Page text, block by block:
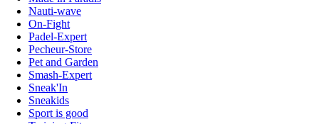
Nauti-wave
On-Fight
Padel-Expert
Pecheur-Store
Pet and Garden
Smash-Expert
Sneak'In
Sneakids
Sport is good